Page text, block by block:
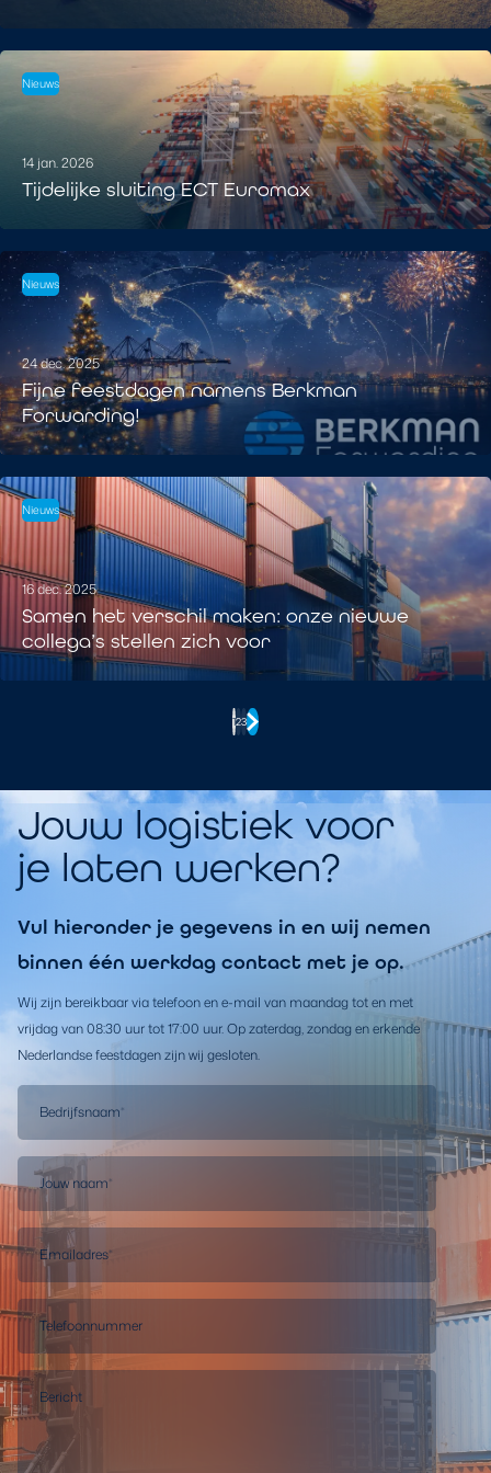
Nieuws
14 jan. 2026
Tijdelijke sluiting ECT Euromax
Nieuws
24 dec. 2025
Fijne feestdagen namens Berkman
Forwarding!
Nieuws
16 dec. 2025
Samen het verschil maken: onze nieuwe
collega’s stellen zich voor
123
Jouw logistiek voor
je laten werken?
Vul hieronder je gegevens in en wij nemen
binnen één werkdag contact met je op.
Wij zijn bereikbaar via telefoon en e-mail van maandag tot en met
vrijdag van 08:30 uur tot 17:00 uur. Op zaterdag, zondag en erkende
Nederlandse feestdagen zijn wij gesloten.
Bedrijfsnaam*
Jouw naam*
Emailadres*
Telefoonnummer
Bericht